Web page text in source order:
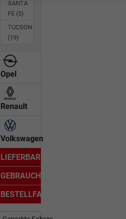
SANTA
FE (5)
TUCSON
(19)
Opel
Renault
Volkswagen
LIEFERBAR
GEBRAUCHTWAGEN
BESTELLFAHRZEUG